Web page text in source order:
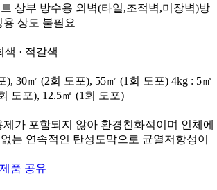
상부 방수용 외벽(타일,조적벽,미장벽)방
상도 불필요
색 · 적갈색
), 30㎡ (2회 도포), 55㎡ (1회 도포) 4kg : 5㎡
도포), 12.5㎡ (1회 도포)
가 포함되지 않아 환경친화적이며 인체에
는 연속적인 탄성도막으로 균열저항성이
제품 공유